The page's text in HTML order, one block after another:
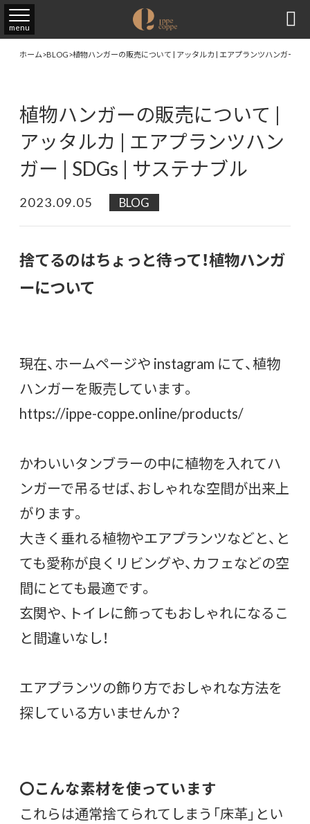
menu 
ホーム>BLOG>植物ハンガーの販売について | アッタルカ | エアプランツハンガー |
植物ハンガーの販売について |
アッタルカ | エアプランツハン
ガー | SDGs | サステナブル
2023.09.05 BLOG
捨てるのはちょっと待って！植物ハンガ
ーについて
現在、ホームページや instagram にて、植物
ハンガーを販売しています。
https://ippe-coppe.online/products/
かわいいタンブラーの中に植物を入れてハ
ンガーで吊るせば、おしゃれな空間が出来上
がります。
大きく垂れる植物やエアプランツなどと、と
ても愛称が良くリビングや、カフェなどの空
間にとても最適です。
玄関や、トイレに飾ってもおしゃれになるこ
と間違いなし！
エアプランツの飾り方でおしゃれな方法を
探している方いませんか？
〇こんな素材を使っています
これらは通常捨てられてしまう「床革」とい